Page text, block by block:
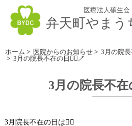
医療法人碩生会
弁天町やまう
ホーム > 医院からのお知らせ > 3月の院長
> 3月の院長不在の日👨‍⚕️🪥
3月の院長不在
3月院長不在の日は🧑‍⚕️